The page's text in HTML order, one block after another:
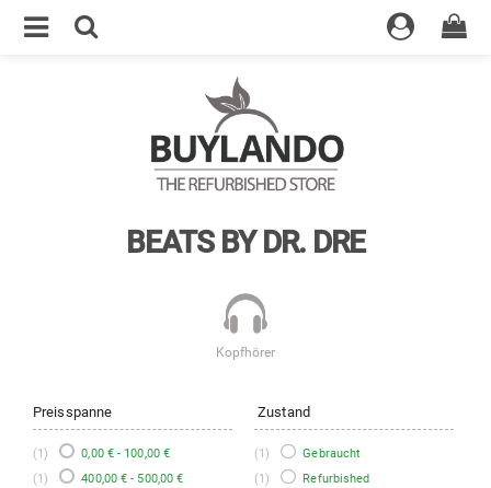
BEATS BY DR. DRE
Kopfhörer
Preisspanne
(1)
0,00 € - 100,00 €
(1)
400,00 € - 500,00 €
Zustand
(1)
Gebraucht
(1)
Refurbished